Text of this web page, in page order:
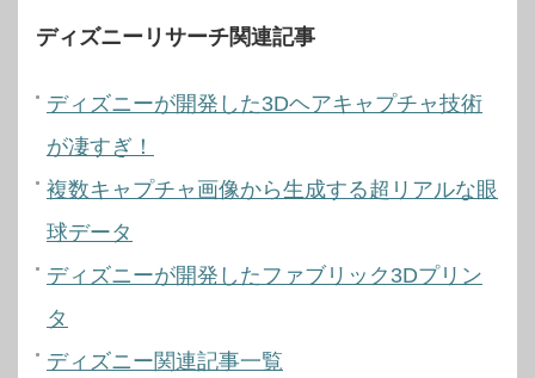
ディズニーリサーチ関連記事
ディズニーが開発した3Dヘアキャプチャ技術
が凄すぎ！
複数キャプチャ画像から生成する超リアルな眼
球データ
ディズニーが開発したファブリック3Dプリン
タ
ディズニー関連記事一覧